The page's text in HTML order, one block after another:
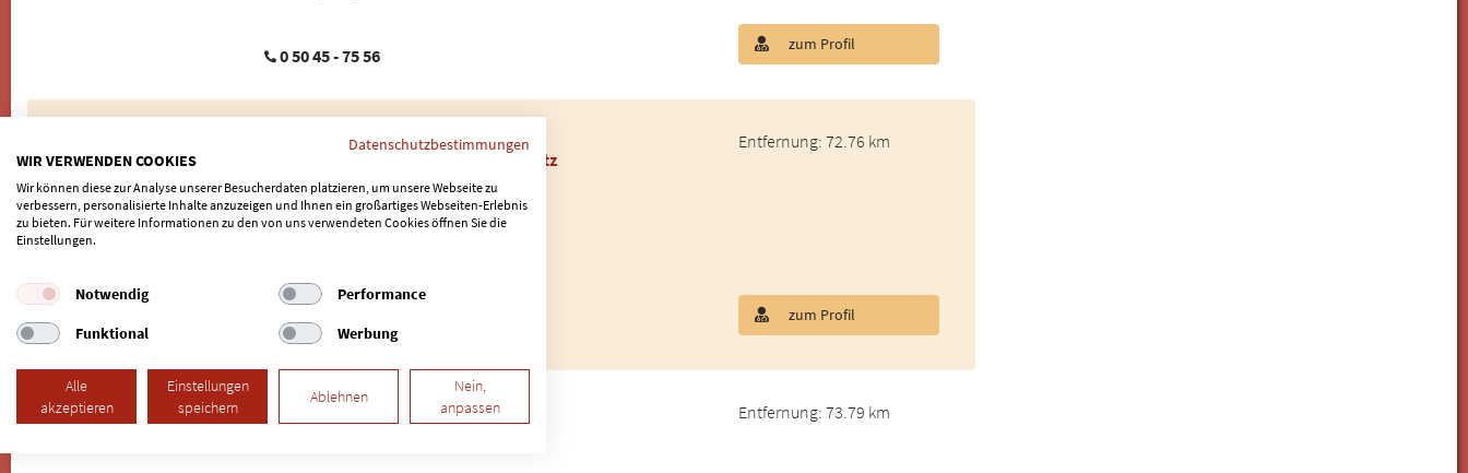
0 50 45 - 75 56
zum Profil
Marc Stahlhut
Zahnimplantate, Günstiger Zahnersatz
Zahnarztpraxis Vakili & Stahlhut
0 50 45/75 56
Entfernung: 72.76 km
zum Profil
Vollkeramischer Zahnersatz
Entfernung: 73.79 km
Datenschutzbestimmungen
WIR VERWENDEN COOKIES
Wir können diese zur Analyse unserer Besucherdaten platzieren, um unsere Webseite zu
verbessern, personalisierte Inhalte anzuzeigen und Ihnen ein großartiges Webseiten-Erlebnis
zu bieten. Für weitere Informationen zu den von uns verwendeten Cookies öffnen Sie die
Einstellungen.
Notwendig
Performance
Funktional
Werbung
Alle
akzeptieren
Einstellungen
speichern
Ablehnen
Nein,
anpassen